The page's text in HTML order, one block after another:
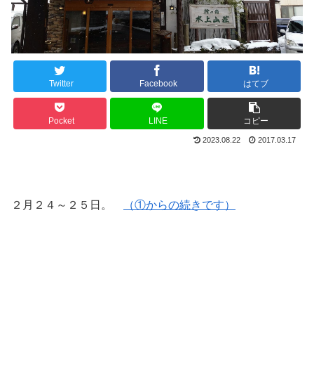
Twitter Facebook はてブ
Pocket LINE コピー
2023.08.22 2017.03.17
２月２４～２５日。 （①からの続きです）